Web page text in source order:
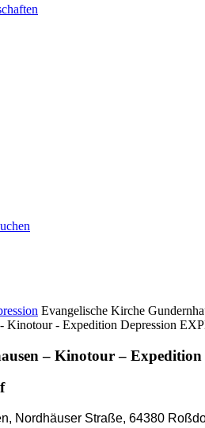
Evangelische Kirche
– Kinotour – Expedition
Nordhäuser Straße, 64380